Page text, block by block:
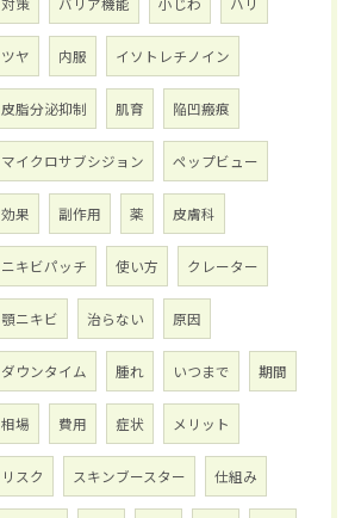
ツヤ 内服 イソトレチノイン
皮脂分泌抑制 肌育 陥凹瘢痕
マイクロサブシジョン ペップビュー
効果 副作用 薬 皮膚科
ニキビパッチ 使い方 クレーター
顎ニキビ 治らない 原因
ダウンタイム 腫れ いつまで 期間
相場 費用 症状 メリット
リスク スキンブースター 仕組み